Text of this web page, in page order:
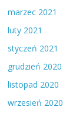
marzec 2021
luty 2021
styczeń 2021
grudzień 2020
listopad 2020
wrzesień 2020